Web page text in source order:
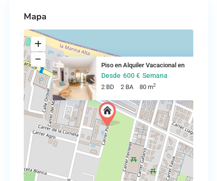
Mapa
Piso en Alquiler Vacacional en
Desde 600 € Semana
2 BD 2 BA 80 m2